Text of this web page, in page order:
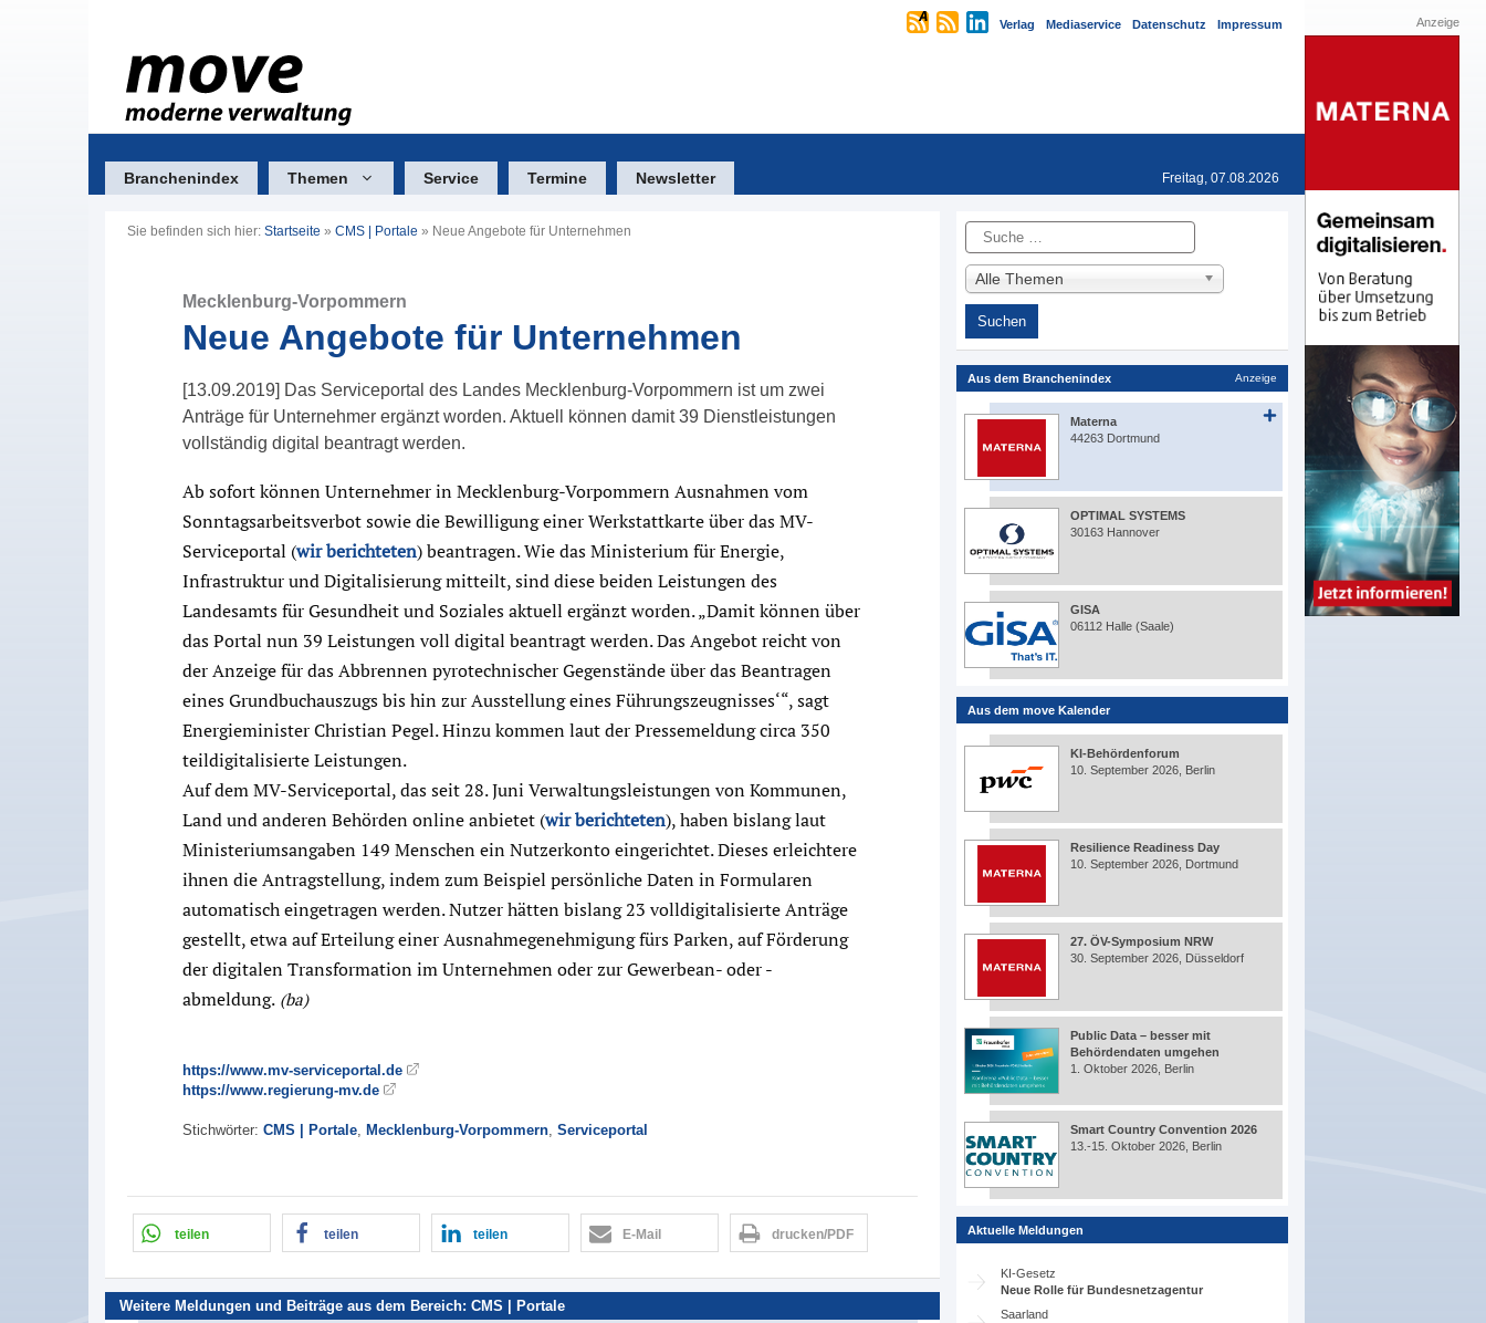
Verlag Mediaservice Datenschutz Impressum
Branchenindex Themen Service Termine Newsletter Freitag, 07.08.2026
Sie befinden sich hier: Startseite » CMS | Portale » Neue Angebote für Unternehmen
Mecklenburg-Vorpommern
Neue Angebote für Unternehmen
[13.09.2019] Das Serviceportal des Landes Mecklenburg-Vorpommern ist um zwei
Anträge für Unternehmer ergänzt worden. Aktuell können damit 39 Dienstleistungen
vollständig digital beantragt werden.
Ab sofort können Unternehmer in Mecklenburg-Vorpommern Ausnahmen vom
Sonntagsarbeitsverbot sowie die Bewilligung einer Werkstattkarte über das MV-
Serviceportal (wir berichteten) beantragen. Wie das Ministerium für Energie,
Infrastruktur und Digitalisierung mitteilt, sind diese beiden Leistungen des
Landesamts für Gesundheit und Soziales aktuell ergänzt worden. „Damit können über
das Portal nun 39 Leistungen voll digital beantragt werden. Das Angebot reicht von
der Anzeige für das Abbrennen pyrotechnischer Gegenstände über das Beantragen
eines Grundbuchauszugs bis hin zur Ausstellung eines Führungszeugnisses‘“, sagt
Energieminister Christian Pegel. Hinzu kommen laut der Pressemeldung circa 350
teildigitalisierte Leistungen.
Auf dem MV-Serviceportal, das seit 28. Juni Verwaltungsleistungen von Kommunen,
Land und anderen Behörden online anbietet (wir berichteten), haben bislang laut
Ministeriumsangaben 149 Menschen ein Nutzerkonto eingerichtet. Dieses erleichtere
ihnen die Antragstellung, indem zum Beispiel persönliche Daten in Formularen
automatisch eingetragen werden. Nutzer hätten bislang 23 volldigitalisierte Anträge
gestellt, etwa auf Erteilung einer Ausnahmegenehmigung fürs Parken, auf Förderung
der digitalen Transformation im Unternehmen oder zur Gewerbean- oder -
abmeldung. (ba)
https://www.mv-serviceportal.de
https://www.regierung-mv.de
Stichwörter: CMS | Portale, Mecklenburg-Vorpommern, Serviceportal
teilen teilen teilen E-Mail drucken/PDF
Weitere Meldungen und Beiträge aus dem Bereich: CMS | Portale
Suche
Alle Themen
Aus dem Branchenindex Anzeige
Materna
44263 Dortmund
OPTIMAL SYSTEMS
30163 Hannover
GISA
06112 Halle (Saale)
Aus dem move Kalender
KI-Behördenforum
10. September 2026, Berlin
Resilience Readiness Day
10. September 2026, Dortmund
27. ÖV-Symposium NRW
30. September 2026, Düsseldorf
Public Data – besser mit
Behördendaten umgehen
1. Oktober 2026, Berlin
Smart Country Convention 2026
13.-15. Oktober 2026, Berlin
Aktuelle Meldungen
KI-Gesetz
Neue Rolle für Bundesnetzagentur
Saarland
Anzeige